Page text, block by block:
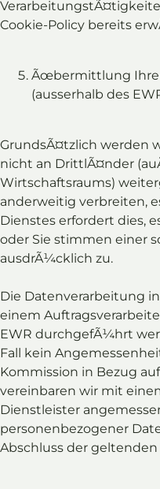
Cookie-Policy bereits
Ãœbermittlung
(ausserhalb des
GrundsÃ¤tzlich werden
nicht an DrittlÃ¤nder
Wirtschaftsraums)
anderweitig verbreiten,
Dienstes erfordert dies,
oder Sie stimmen einer
ausdrÃ¼cklich zu.
Die Datenverarbeitung
einem
EWR durchgefÃ¼hrt
Fall kein
Kommission in Bezug
vereinbaren wir mit
Dienstleister
personenbezogener
Abschluss der